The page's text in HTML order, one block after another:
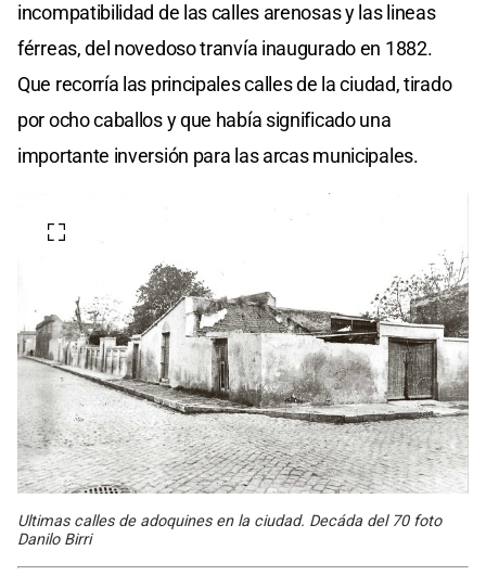
incompatibilidad de las calles arenosas y las lineas
férreas, del novedoso tranvía inaugurado en 1882.
Que recorría las principales calles de la ciudad, tirado
por ocho caballos y que había significado una
importante inversión para las arcas municipales.
Ultimas calles de adoquines en la ciudad. Decáda del 70 foto
Danilo Birri